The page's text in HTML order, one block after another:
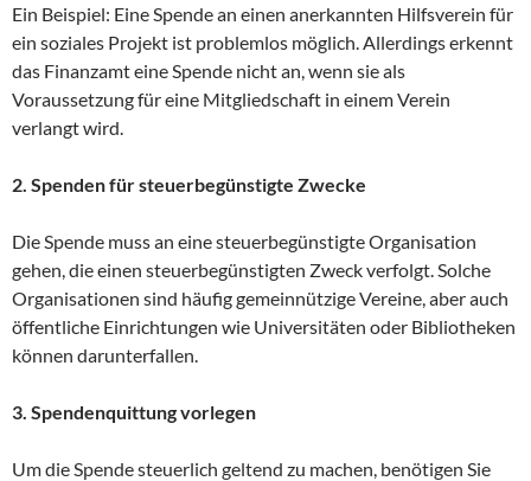
Ein Beispiel: Eine Spende an einen anerkannten Hilfsverein für
ein soziales Projekt ist problemlos möglich. Allerdings erkennt
das Finanzamt eine Spende nicht an, wenn sie als
Voraussetzung für eine Mitgliedschaft in einem Verein
verlangt wird.
2. Spenden für steuerbegünstigte Zwecke
Die Spende muss an eine steuerbegünstigte Organisation
gehen, die einen steuerbegünstigten Zweck verfolgt. Solche
Organisationen sind häufig gemeinnützige Vereine, aber auch
öffentliche Einrichtungen wie Universitäten oder Bibliotheken
können darunterfallen.
3. Spendenquittung vorlegen
Um die Spende steuerlich geltend zu machen, benötigen Sie